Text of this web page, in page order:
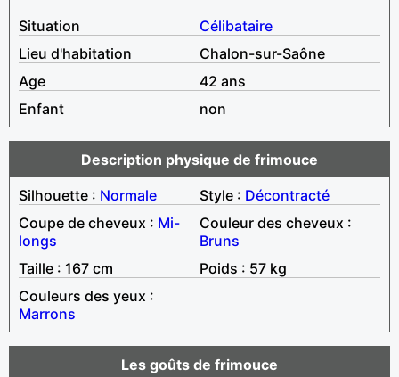
Situation
Célibataire
Lieu d'habitation
Chalon-sur-Saône
Age
42 ans
Enfant
non
Description physique de frimouce
Silhouette : Normale Style : Décontracté
Coupe de cheveux : Mi-
longs
Couleur des cheveux :
Bruns
Taille : 167 cm
Poids : 57 kg
Couleurs des yeux :
Marrons
Les goûts de frimouce